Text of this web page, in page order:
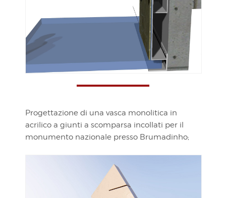
Progettazione di una vasca monolitica in
acrilico a giunti a scomparsa incollati per il
monumento nazionale presso Brumadinho;